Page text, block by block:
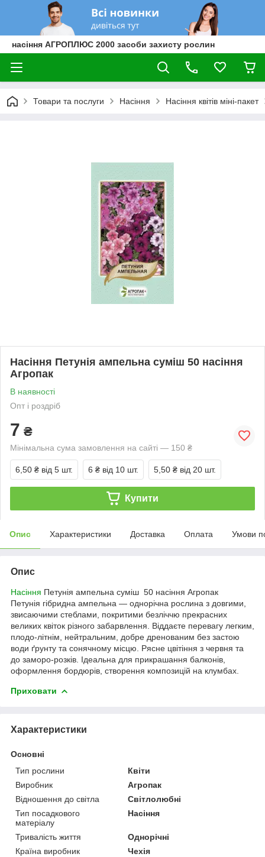
насіння АГРОПЛЮС 2000 засоби захисту рослин
Товари та послуги Насіння Насіння квітів міні-пакет
Насіння Петунія ампельна суміш 50 насіння
Агропак
В наявності
Опт і роздріб
7 ₴
Мінімальна сума замовлення на сайті — 150 ₴
6,50 ₴ від 5 шт. 6 ₴ від 10 шт. 5,50 ₴ від 20 шт.
Купити
Опис Характеристики Доставка Оплата Умови
Опис
Насіння Петунія ампельна суміш 50 насіння Агропак
Петунія гібридна ампельна — однорічна рослина з довгими,
звисаючими стеблами, покритими безліччю прекрасних
великих квіток різного забарвлення. Віддаєте перевагу легким,
плодо-літнім, нейтральним, добре дренованим без застою
води ґрунту та сонячному місцю. Рясне цвітіння з червня та
до заморо-розків. Ідеальна для прикрашання балконів,
оформлення бордюрів, створення композицій на клумбах.
Приховати
Характеристики
Основні
Тип рослини
Квіти
Виробник
Агропак
Відношення до світла
Світлолюбні
Тип посадкового
матеріалу
Насіння
Тривалість життя
Однорічні
Країна виробник
Чехія